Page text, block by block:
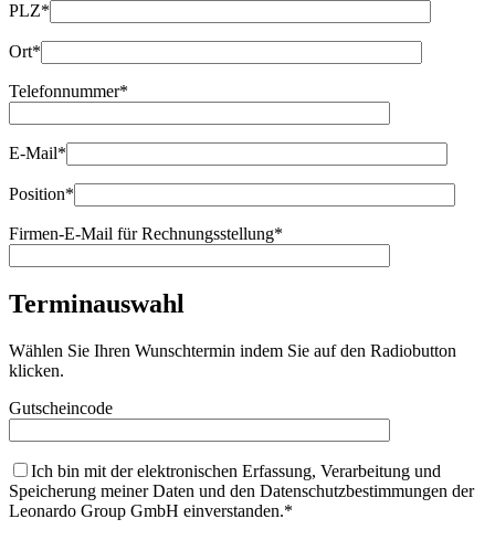
PLZ*
Ort*
Telefonnummer*
E-Mail*
Position*
Firmen-E-Mail für Rechnungsstellung*
Terminauswahl
Wählen Sie Ihren Wunschtermin indem Sie auf den Radiobutton
klicken.
Gutscheincode
Ich bin mit der elektronischen Erfassung, Verarbeitung und
Speicherung meiner Daten und den Datenschutzbestimmungen der
Leonardo Group GmbH einverstanden.*